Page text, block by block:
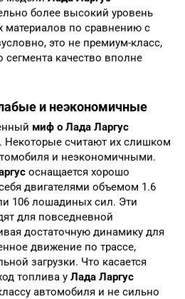
более высокий уровень
материалов по сравнению с
это не премиум-класс,
сегмента качество вполне
и неэкономичные
миф о Лада Ларгус
Некоторые считают их слишком
и неэкономичными.
оснащается хорошо
двигателями объемом 1.6
106 лошадиных сил. Эти
для повседневной
достаточную динамику для
движение по трассе,
загрузки. Что касается
топлива у Лада Ларгус
автомобиля и не сильно